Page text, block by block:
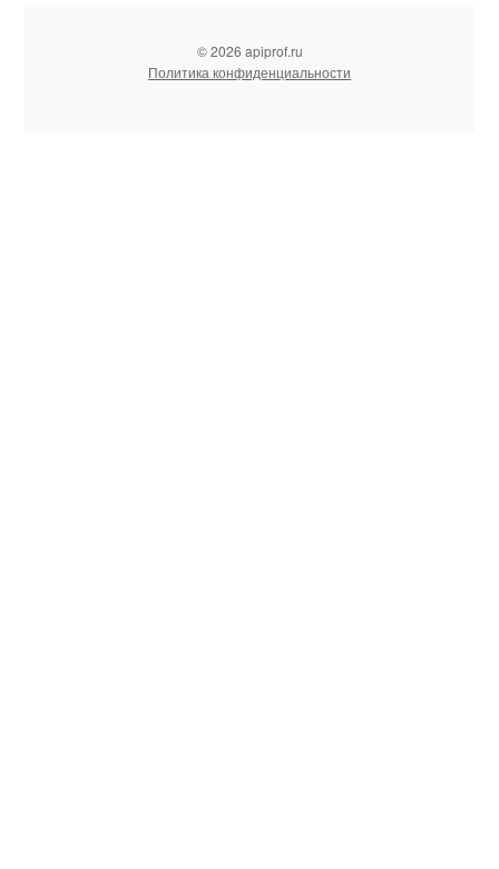
© 2026 apiprof.ru
Политика конфиденциальности